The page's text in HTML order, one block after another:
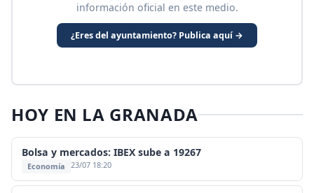
información oficial en este medio.
¿Eres del ayuntamiento? Publica aquí →
HOY EN LA GRANADA
Bolsa y mercados: IBEX sube a 19267
Economía 23/07 18:20